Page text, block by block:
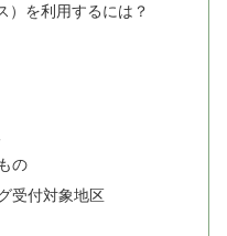
）を利用するには？
の
受付対象地区